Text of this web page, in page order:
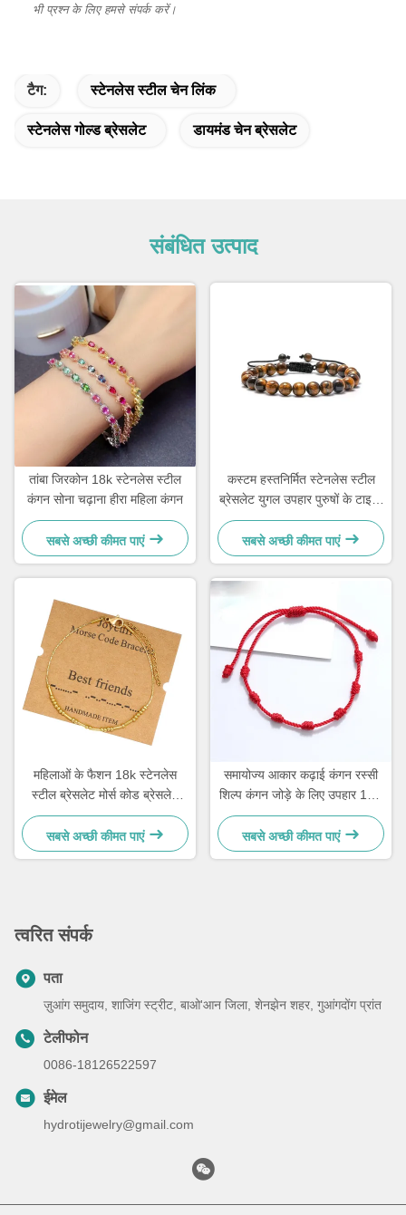
भी प्रश्न के लिए हमसे संपर्क करें।
टैग: स्टेनलेस स्टील चेन लिंक
स्टेनलेस गोल्ड ब्रेसलेट डायमंड चेन ब्रेसलेट
संबंधित उत्पाद
तांबा जिरकोन 18k स्टेनलेस स्टील
कंगन सोना चढ़ाना हीरा महिला कंगन
सबसे अच्छी कीमत पाएं
कस्टम हस्तनिर्मित स्टेनलेस स्टील
ब्रेसलेट युगल उपहार पुरुषों के टाइगर
आई स्टोन मनके कंगन
सबसे अच्छी कीमत पाएं
महिलाओं के फैशन 18k स्टेनलेस
स्टील ब्रेसलेट मोर्स कोड ब्रेसलेट
21.5 सेमी
सबसे अच्छी कीमत पाएं
समायोज्य आकार कढ़ाई कंगन रस्सी
शिल्प कंगन जोड़े के लिए उपहार 15 -
30 सेमी
सबसे अच्छी कीमत पाएं
त्वरित संपर्क
पता
ज़ुआंग समुदाय, शाजिंग स्ट्रीट, बाओ'आन जिला, शेनझेन शहर, गुआंगदोंग प्रांत
टेलीफोन
0086-18126522597
ईमेल
hydrotijewelry@gmail.com